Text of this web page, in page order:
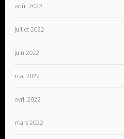
août 2022
juillet 2022
juin 2022
mai 2022
avril 2022
mars 2022